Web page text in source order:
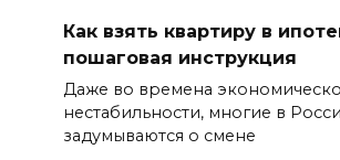
Как взять квартиру в
пошаговая инструкция
Даже во времена
нестабильности, многие в
задумываются о смене